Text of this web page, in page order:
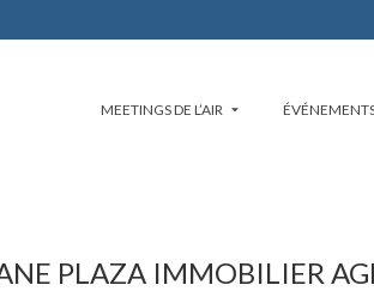
MEETINGS DE L’AIR
PLAZA IMMOBILIER